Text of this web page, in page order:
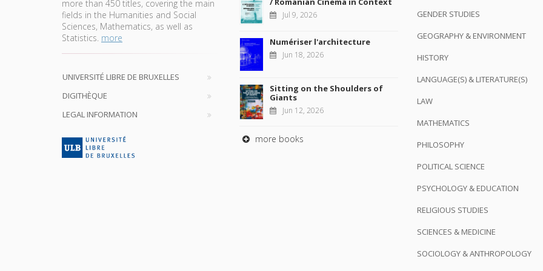
more than 450 titles, covering the main
fields in the Humanities and Social
Sciences, Mathematics, as well as
Statistics. more
UNIVERSITÉ LIBRE DE BRUXELLES
DIGITHÈQUE
LEGAL INFORMATION
Jul 9, 2026
Numériser l'architecture
Jun 18, 2026
Sitting on the Shoulders of
Giants
Jun 12, 2026
more books
GENDER STUDIES
GEOGRAPHY & ENVIRONMENT
HISTORY
LANGUAGE(S) & LITERATURE(S)
LAW
MATHEMATICS
PHILOSOPHY
POLITICAL SCIENCE
PSYCHOLOGY & EDUCATION
RELIGIOUS STUDIES
SCIENCES & MEDICINE
SOCIOLOGY & ANTHROPOLOGY